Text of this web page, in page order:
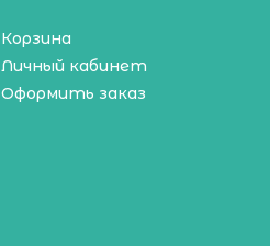
Корзина
Личный кабинет
Оформить заказ